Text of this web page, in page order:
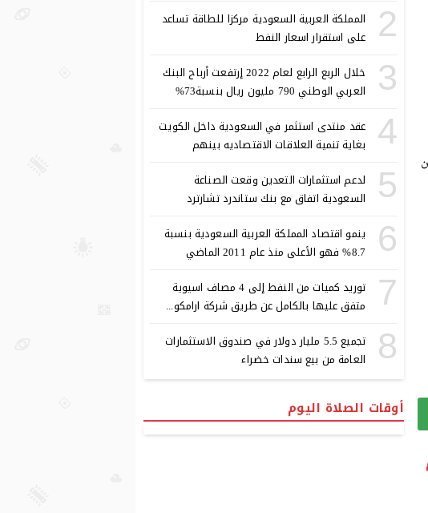
2
المملكة العربية السعودية مركزا للطاقة تساعد
على استقرار اسعار النفط
3
خلال الربع الرابع لعام 2022 إرتفعت أرباح البنك
العربي الوطني 790 مليون ريال بنسبة73%
4
عقد منتدى استثمر في السعودية داخل الكويت
بغاية تنمية العلاقات الاقتصاديه بينهم
5
لدعم استثمارات التعدين وقعت الصناعة
السعودية اتفاق مع بنك ستاندرد تشارترد
6
ينمو اقتصاد المملكة العربية السعودية بنسبة
8.7% فهو الأعلى منذ عام 2011 الماضي
7
توريد كميات من النفط إلى 4 مصاف اسيوية
متفق عليها بالكامل عن طريق شركة ارامكو...
8
تجميع 5.5 مليار دولار في صندوق الاستثمارات
العامة من بيع سندات خضراء
أوقات الصلاة اليوم